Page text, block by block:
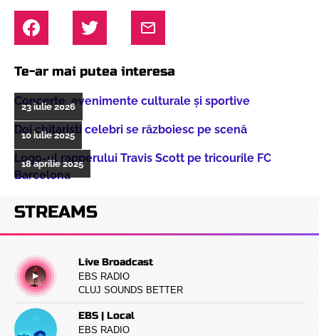
Te-ar mai putea interesa
Concerte, evenimente culturale şi sportive
23 iulie 2026
Doi chitarişti celebri se războiesc pe scenă
10 iulie 2025
Logo-ul rapperului Travis Scott pe tricourile FC
Barcelona
18 aprilie 2025
STREAMS
Live Broadcast
EBS RADIO
CLUJ SOUNDS BETTER
EBS | Local
EBS RADIO